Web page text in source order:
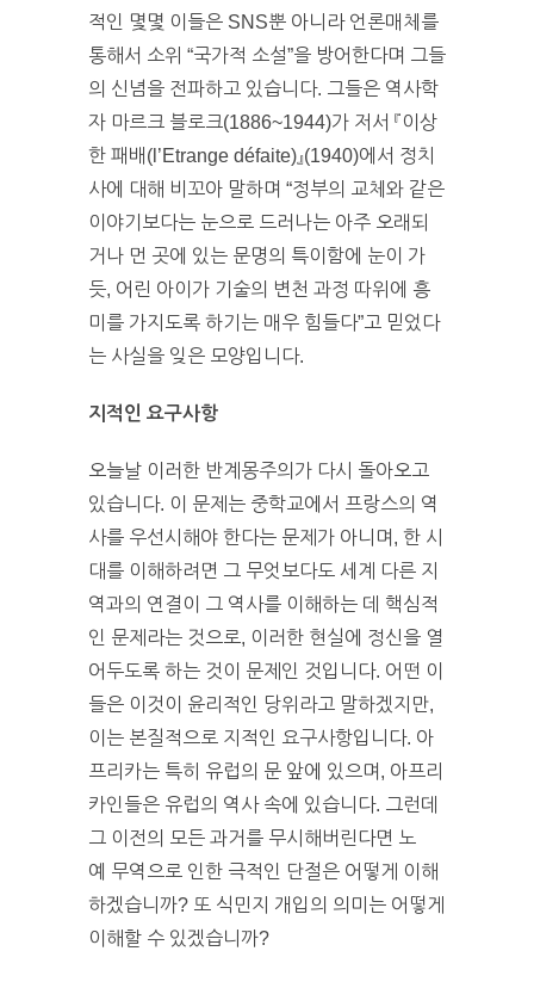
적인 몇몇 이들은 SNS뿐 아니라 언론매체를
통해서 소위 “국가적 소설”을 방어한다며 그들
의 신념을 전파하고 있습니다. 그들은 역사학
자 마르크 블로크(1886~1944)가 저서 『이상
한 패배(l’Etrange défaite)』(1940)에서 정치
사에 대해 비꼬아 말하며 “정부의 교체와 같은
이야기보다는 눈으로 드러나는 아주 오래되
거나 먼 곳에 있는 문명의 특이함에 눈이 가
듯, 어린 아이가 기술의 변천 과정 따위에 흥
미를 가지도록 하기는 매우 힘들다”고 믿었다
는 사실을 잊은 모양입니다.
지적인 요구사항
오늘날 이러한 반계몽주의가 다시 돌아오고
있습니다. 이 문제는 중학교에서 프랑스의 역
사를 우선시해야 한다는 문제가 아니며, 한 시
대를 이해하려면 그 무엇보다도 세계 다른 지
역과의 연결이 그 역사를 이해하는 데 핵심적
인 문제라는 것으로, 이러한 현실에 정신을 열
어두도록 하는 것이 문제인 것입니다. 어떤 이
들은 이것이 윤리적인 당위라고 말하겠지만,
이는 본질적으로 지적인 요구사항입니다. 아
프리카는 특히 유럽의 문 앞에 있으며, 아프리
카인들은 유럽의 역사 속에 있습니다. 그런데
그 이전의 모든 과거를 무시해버린다면 노
예 무역으로 인한 극적인 단절은 어떻게 이해
하겠습니까? 또 식민지 개입의 의미는 어떻게
이해할 수 있겠습니까?